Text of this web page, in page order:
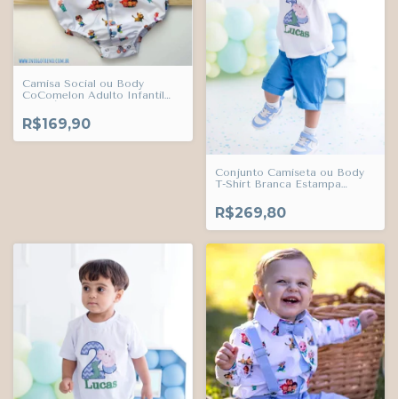
Camisa Social ou Body
CoComelon Adulto Infantil
R$169,90
Conjunto Camiseta ou Body
T-Shirt Branca Estampa
da Criança e Bermuda Azul
Maya Esporte Fino Índigo
Trend
R$269,80